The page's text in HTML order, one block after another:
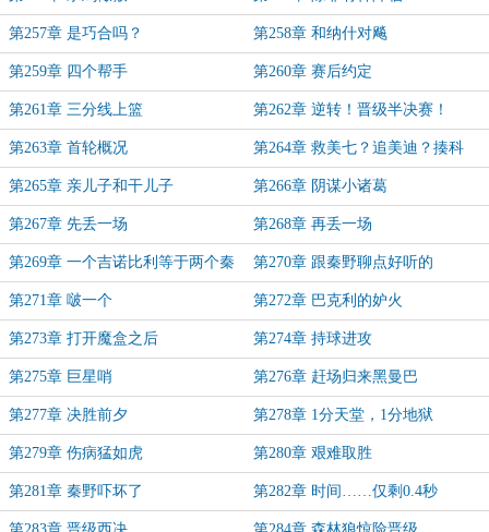
第257章 是巧合吗？ 第258章 和纳什对飚
第259章 四个帮手 第260章 赛后约定
第261章 三分线上篮 第262章 逆转！晋级半决赛！
第263章 首轮概况 第264章 救美七？追美迪？揍科
比？
第265章 亲儿子和干儿子 第266章 阴谋小诸葛
第267章 先丢一场 第268章 再丢一场
第269章 一个吉诺比利等于两个秦
野
第270章 跟秦野聊点好听的
第271章 啵一个 第272章 巴克利的妒火
第273章 打开魔盒之后 第274章 持球进攻
第275章 巨星哨 第276章 赶场归来黑曼巴
第277章 决胜前夕 第278章 1分天堂，1分地狱
第279章 伤病猛如虎 第280章 艰难取胜
第281章 秦野吓坏了 第282章 时间……仅剩0.4秒